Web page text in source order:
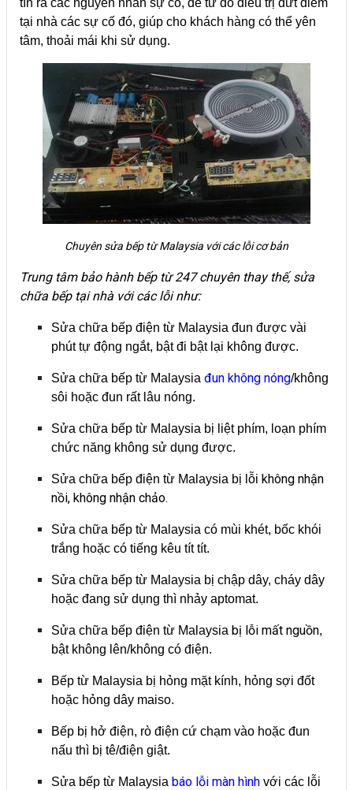
tại nhà các sự cố đó, giúp cho khách hàng có thể yên
tâm, thoải mái khi sử dụng.
Chuyên sửa bếp từ Malaysia với các lỗi cơ bản
Trung tâm bảo hành bếp từ 247 chuyên thay thế, sửa
chữa bếp tại nhà với các lỗi như:
Sửa chữa bếp điện từ Malaysia đun được vài
phút tự động ngắt, bật đi bật lại không được.
Sửa chữa bếp từ Malaysia đun không nóng/không
sôi hoặc đun rất lâu nóng.
Sửa chữa bếp từ Malaysia bị liệt phím, loạn phím
chức năng không sử dụng được.
Sửa chữa bếp điện từ Malaysia bị lỗi không nhận
nồi, không nhận chảo.
Sửa chữa bếp từ Malaysia có mùi khét, bốc khói
trắng hoặc có tiếng kêu tít tít.
Sửa chữa bếp từ Malaysia bị chập dây, cháy dây
hoặc đang sử dụng thì nhảy aptomat.
Sửa chữa bếp điện từ Malaysia bị lỗi mất nguồn,
bật không lên/không có điện.
Bếp từ Malaysia bị hỏng mặt kính, hỏng sợi đốt
hoặc hỏng dây maiso.
Bếp bị hở điện, rò điện cứ chạm vào hoặc đun
nấu thì bị tê/điện giật.
Sửa bếp từ Malaysia báo lỗi màn hình với các lỗi